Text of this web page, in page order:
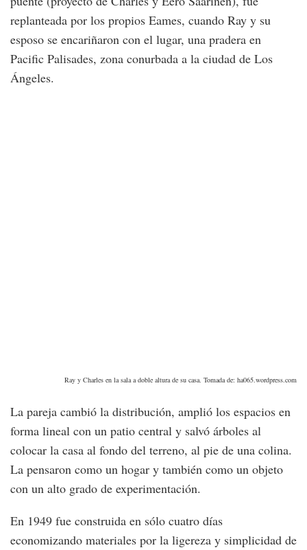
replanteada por los propios Eames, cuando Ray y su
esposo se encariñaron con el lugar, una pradera en
Pacific Palisades, zona conurbada a la ciudad de Los
Ángeles.
Ray y Charles en la sala a doble altura de su casa. Tomada de: ha065.wordpress.com
La pareja cambió la distribución, amplió los espacios en
forma lineal con un patio central y salvó árboles al
colocar la casa al fondo del terreno, al pie de una colina.
La pensaron como un hogar y también como un objeto
con un alto grado de experimentación.
En 1949 fue construida en sólo cuatro días
economizando materiales por la ligereza y simplicidad de